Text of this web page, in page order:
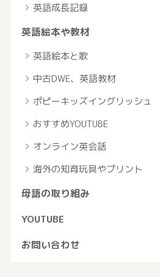
英語成長記録
英語絵本や教材
英語絵本と歌
中古DWE、英語教材
ポピーキッズイングリッシュ
おすすめYOUTUBE
オンライン英会話
海外の知育玩具やプリント
母語の取り組み
YOUTUBE
お問い合わせ